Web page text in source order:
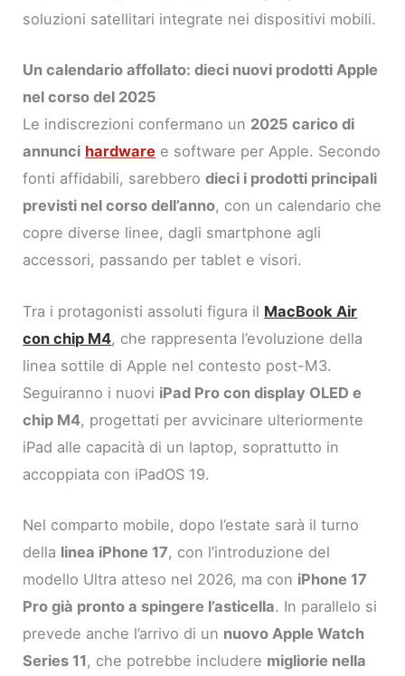
soluzioni satellitari integrate nei dispositivi mobili.
Un calendario affollato: dieci nuovi prodotti Apple
nel corso del 2025
Le indiscrezioni confermano un 2025 carico di
annunci hardware e software per Apple. Secondo
fonti affidabili, sarebberodieci i prodotti principali
previsti nel corso dell’anno, con un calendario che
copre diverse linee, dagli smartphone agli
accessori, passando per tablet e visori.
Tra i protagonisti assoluti figura il MacBook Air
con chip M4, che rappresenta l’evoluzione della
linea sottile di Apple nel contesto post-M3.
Seguiranno i nuovi iPad Pro con display OLED e
chip M4, progettati per avvicinare ulteriormente
iPad alle capacità di un laptop, soprattutto in
accoppiata con iPadOS 19.
Nel comparto mobile, dopo l’estate sarà il turno
della linea iPhone 17, con l’introduzione del
modello Ultra atteso nel 2026, ma con iPhone 17
Pro già pronto a spingere l’asticella. In parallelo si
prevede anche l’arrivo di un nuovo Apple Watch
Series 11 , che potrebbe includere migliorie nella